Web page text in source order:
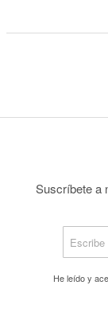
Suscríbete a
He leído y